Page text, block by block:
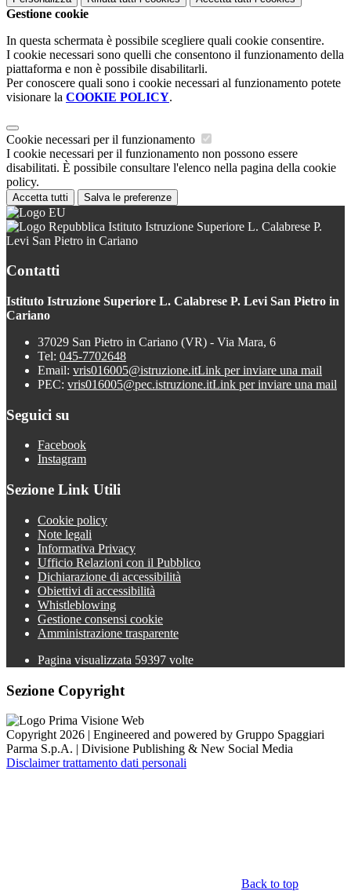
Gestione cookie
In questa schermata è possibile scegliere quali cookie consentire.
I cookie necessari sono quelli che consentono il funzionamento della
piattaforma e non è possibile disabilitarli.
Per conoscere quali sono i cookie necessari al funzionamento potete
visionare la COOKIE POLICY.
Cookie necessari per il funzionamento
I cookie necessari per il funzionamento non possono essere
disabilitati. È possibile consultare l'elenco nella pagina della cookie
policy.
Accetta tutti Salva le preferenze
Istituto Istruzione Superiore L. Calabrese P.
Levi San Pietro in Cariano
Contatti
Istituto Istruzione Superiore L. Calabrese P. Levi San Pietro in
Cariano
37029 San Pietro in Cariano (VR) - Via Mara, 6
Tel: 045-7702648
Email: vris016005@istruzione.itLink per inviare una mail
PEC: vris016005@pec.istruzione.itLink per inviare una mail
Seguici su
Facebook
Instagram
Sezione Link Utili
Cookie policy
Note legali
Informativa Privacy
Ufficio Relazioni con il Pubblico
Dichiarazione di accessibilità
Obiettivi di accessibilità
Whistleblowing
Gestione consensi cookie
Amministrazione trasparente
Pagina visualizzata 59397 volte
Sezione Copyright
Copyright 2026 | Engineered and powered by Gruppo Spaggiari
Parma S.p.A. | Divisione Publishing & New Social Media
Disclaimer trattamento dati personali
Back to top